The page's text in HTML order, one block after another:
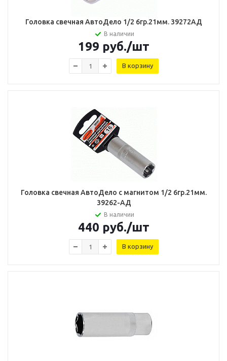
Головка свечная АвтоДело 1/2 6гр.21мм. 39272AД
В наличии
199 руб./шт
В корзину
Головка свечная АвтоДело с магнитом 1/2 6гр.21мм.
39262-AД
В наличии
440 руб./шт
В корзину